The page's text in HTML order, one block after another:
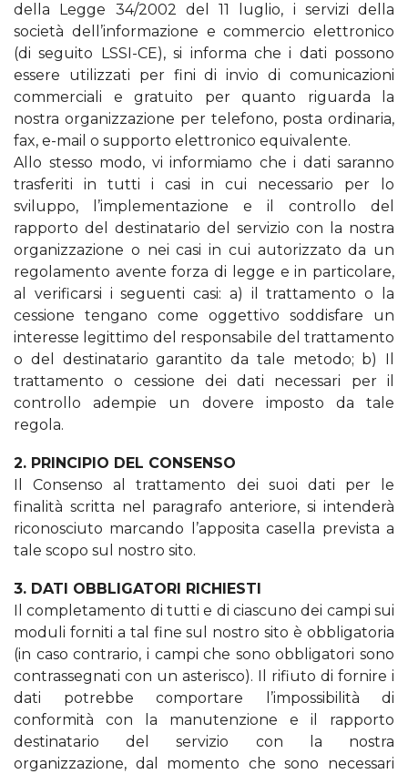
della Legge 34/2002 del 11 luglio, i servizi della
società dell’informazione e commercio elettronico
(di seguito LSSI-CE), si informa che i dati possono
essere utilizzati per fini di invio di comunicazioni
commerciali e gratuito per quanto riguarda la
nostra organizzazione per telefono, posta ordinaria,
fax, e-mail o supporto elettronico equivalente.
Allo stesso modo, vi informiamo che i dati saranno
trasferiti in tutti i casi in cui necessario per lo
sviluppo, l’implementazione e il controllo del
rapporto del destinatario del servizio con la nostra
organizzazione o nei casi in cui autorizzato da un
regolamento avente forza di legge e in particolare,
al verificarsi i seguenti casi: a) il trattamento o la
cessione tengano come oggettivo soddisfare un
interesse legittimo del responsabile del trattamento
o del destinatario garantito da tale metodo; b) Il
trattamento o cessione dei dati necessari per il
controllo adempie un dovere imposto da tale
regola.
2. PRINCIPIO DEL CONSENSO
Il Consenso al trattamento dei suoi dati per le
finalità scritta nel paragrafo anteriore, si intenderà
riconosciuto marcando l’apposita casella prevista a
tale scopo sul nostro sito.
3. DATI OBBLIGATORI RICHIESTI
Il completamento di tutti e di ciascuno dei campi sui
moduli forniti a tal fine sul nostro sito è obbligatoria
(in caso contrario, i campi che sono obbligatori sono
contrassegnati con un asterisco). Il rifiuto di fornire i
dati potrebbe comportare l’impossibilità di
conformità con la manutenzione e il rapporto
destinatario del servizio con la nostra
organizzazione, dal momento che sono necessari